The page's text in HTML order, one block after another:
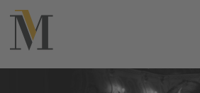
Zum Hauptinhalt springen